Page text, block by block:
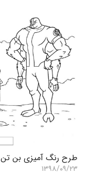
طرح رنگ آمیزی بن تن ۳۰
۱۳۹۸/۰۹/۲۳